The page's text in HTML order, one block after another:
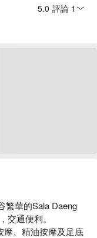
5.0 評論 1
繁華的Sala Daeng
交通便利。
摩、精油按摩及足底